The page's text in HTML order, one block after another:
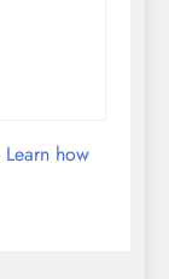
Learn how